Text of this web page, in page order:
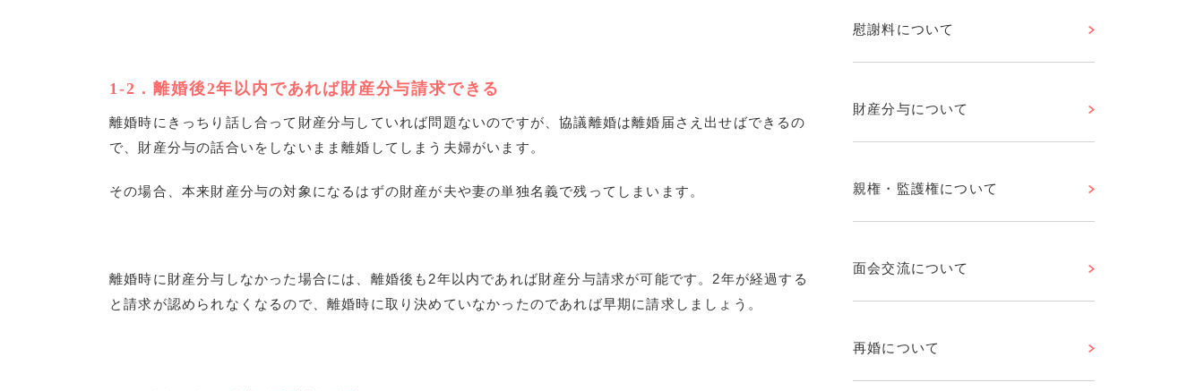
1-2 ．離婚後2年以内であれば財産分与請求できる
離婚時にきっちり話し合って財産分与していれば問題ないのですが、協議離婚は離婚届さえ出せばできるの
で、財産分与の話合いをしないまま離婚してしまう夫婦がいます。
その場合、本来財産分与の対象になるはずの財産が夫や妻の単独名義で残ってしまいます。
離婚時に財産分与しなかった場合には、離婚後も 2年以内であれば財産分与請求が可能です。 2年が経過する
と請求が認められなくなるので、離婚時に取り決めていなかったのであれば早期に請求しましょう。
慰謝料について
財産分与について
親権・監護権について
面会交流について
再婚について